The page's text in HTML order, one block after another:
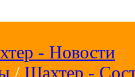
- Новости
/ Шахтер -